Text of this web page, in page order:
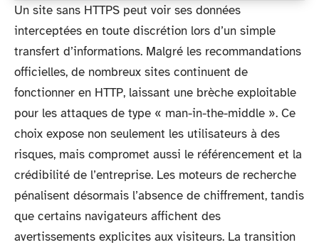
Un site sans HTTPS peut voir ses données
interceptées en toute discrétion lors d’un simple
transfert d’informations. Malgré les recommandations
officielles, de nombreux sites continuent de
fonctionner en HTTP, laissant une brèche exploitable
pour les attaques de type « man-in-the-middle ». Ce
choix expose non seulement les utilisateurs à des
risques, mais compromet aussi le référencement et la
crédibilité de l’entreprise. Les moteurs de recherche
pénalisent désormais l’absence de chiffrement, tandis
que certains navigateurs affichent des
avertissements explicites aux visiteurs. La transition